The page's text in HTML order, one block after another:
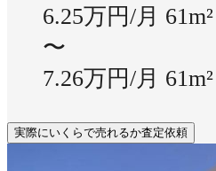
6.25万円/月 61m²
〜
7.26万円/月 61m²
実際にいくらで売れるか査定依頼